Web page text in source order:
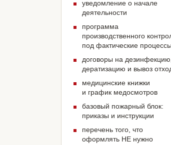
уведомление о начале
деятельности
программа
производственного
под фактические процессы
договоры на
дератизацию и вывоз
медицинские книжки
и график медосмотров
базовый пожарный блок:
приказы и инструкции
перечень того, что
оформлять НЕ нужно